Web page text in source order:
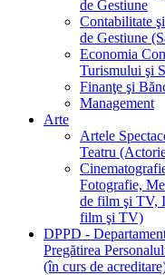
de Gestiune
Contabilitate
de Gestiune
Economia
Turismului şi
Finanţe şi
Management
Arte
Artele
Teatru
Fotografie,
de film şi TV,
film şi TV)
DPPD -
Pregătirea
(în curs de